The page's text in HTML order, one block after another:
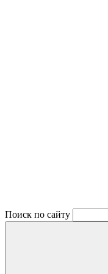
Поиск по сайту